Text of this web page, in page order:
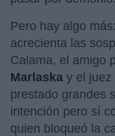
Pero hay algo
acrecienta las
Calama, el amigo
Marlaska y el juez
prestado grandes
intención pero sí
quien bloqueó la